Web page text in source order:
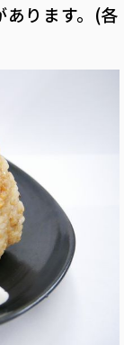
あります。(各